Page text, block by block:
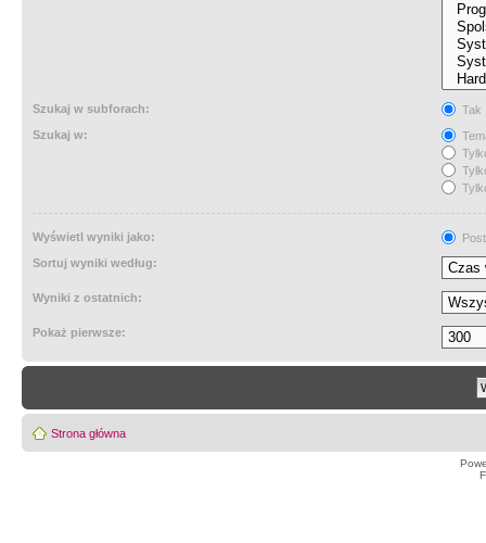
Szukaj w subforach:
Tak
Szukaj w:
Wyświetl wyniki jako:
Sortuj wyniki według:
Wyniki z ostatnich:
Pokaż pierwsze:
Strona główna